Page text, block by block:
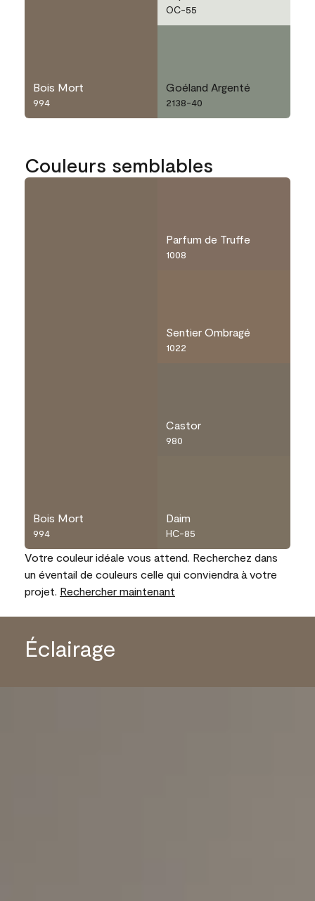
Bois Mort
994
OC-55
Goéland Argenté
2138-40
Couleurs semblables
Bois Mort
994
Parfum de Truffe
1008
Sentier Ombragé
1022
Castor
980
Daim
HC-85
Votre couleur idéale vous attend. Recherchez dans
un éventail de couleurs celle qui conviendra à votre
projet. Rechercher maintenant
Éclairage